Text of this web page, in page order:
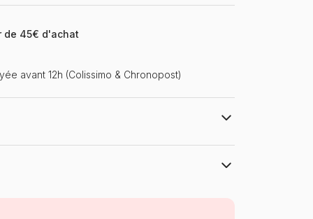
de 45€ d'achat
avant 12h (Colissimo & Chronopost)